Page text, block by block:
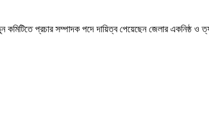
কমিটিতে প্রচার সম্পাদক পদে দায়িত্ব পেয়েছেন জেলার একনিষ্ঠ ও